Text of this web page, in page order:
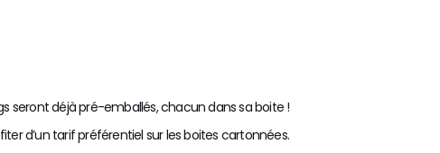
seront déjà pré-emballés, chacun dans sa boite !
d’un tarif préférentiel sur les boites cartonnées.